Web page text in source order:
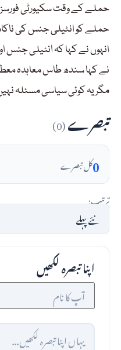
حملے کے وقت سکیورٹی فورسز
حملے کو انٹیلی جنس کی
انہوں نے کہا کہ انٹیلی جنس
نے کہا سندھ طاس معاہدہ
مگر یہ کوئی سیاسی مسئلہ
تبصرے(0)
0کل تبصرے
ترتیب:
اپنا تبصرہ لکھیں